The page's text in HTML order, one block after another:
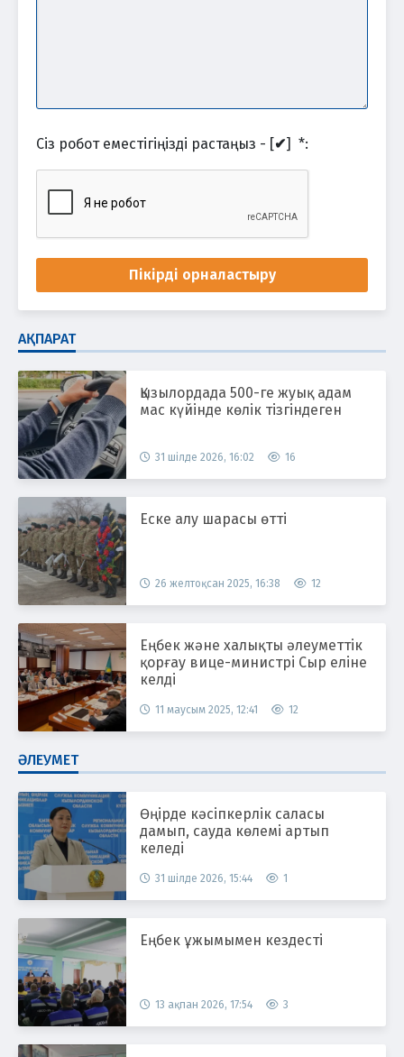
Сіз робот еместігіңізді растаңыз - [✔] *:
Пікірді орналастыру
АҚПАРАТ
Қызылордада 500-ге жуық адам
мас күйінде көлік тізгіндеген
31 шілде 2026, 16:02 16
Еске алу шарасы өтті
26 желтоқсан 2025, 16:38 12
Еңбек және халықты әлеуметтік
қорғау вице-министрі Сыр еліне
келді
11 маусым 2025, 12:41 12
ӘЛЕУМЕТ
Өңірде кәсіпкерлік саласы
дамып, сауда көлемі артып
келеді
31 шілде 2026, 15:44 1
Еңбек ұжымымен кездесті
13 ақпан 2026, 17:54 3